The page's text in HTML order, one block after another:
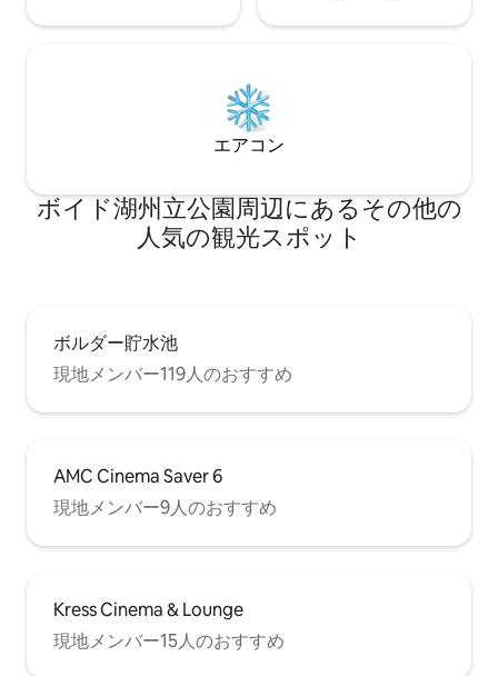
エアコン
ボイド湖州立公園⁠周⁠辺⁠に⁠あ⁠るそ⁠の⁠他⁠の
人⁠気⁠の観⁠光⁠ス⁠ポ⁠ッ⁠ト
ボルダー貯水池
現地メンバー119人のおすすめ
AMC Cinema Saver 6
現地メンバー9人のおすすめ
Kress Cinema & Lounge
現地メンバー15人のおすすめ